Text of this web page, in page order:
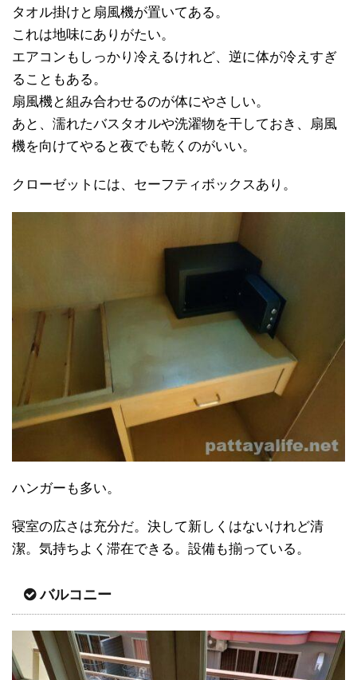
タオル掛けと扇風機が置いてある。
これは地味にありがたい。
エアコンもしっかり冷えるけれど、逆に体が冷えすぎ
ることもある。
扇風機と組み合わせるのが体にやさしい。
あと、濡れたバスタオルや洗濯物を干しておき、扇風
機を向けてやると夜でも乾くのがいい。
クローゼットには、セーフティボックスあり。
ハンガーも多い。
寝室の広さは充分だ。決して新しくはないけれど清
潔。気持ちよく滞在できる。設備も揃っている。
バルコニー